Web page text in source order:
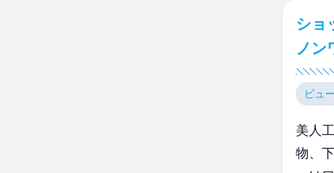
ショ
ノン
ビュ
美人
物、